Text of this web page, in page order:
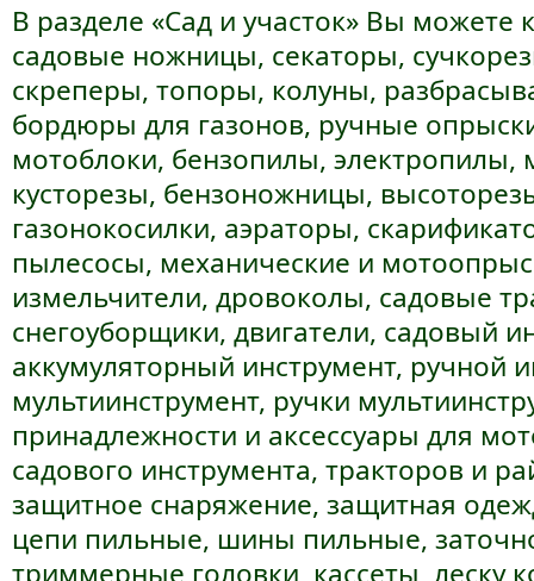
В разделе «Сад и участок» Вы можете
садовые ножницы, секаторы,
скреперы, топоры, колуны,
бордюры для газонов, ручные
мотоблоки, бензопилы,
кусторезы, бензоножницы,
газонокосилки, аэраторы,
пылесосы, механические и
измельчители, дровоколы, садовые
снегоуборщики, двигатели, садовый
аккумуляторный инструмент, ручной
мультиинструмент, ручки
принадлежности и аксессуары для
садового инструмента, тракторов и
защитное снаряжение, защитная
цепи пильные, шины пильные,
триммерные головки, кассеты, леску